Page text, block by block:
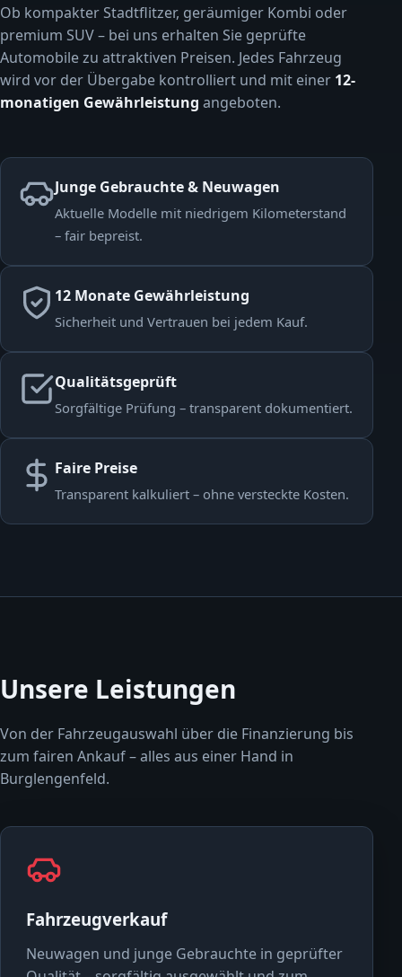
Ob kompakter Stadtflitzer, geräumiger Kombi oder
premium SUV – bei uns erhalten Sie geprüfte
Automobile zu attraktiven Preisen. Jedes Fahrzeug
wird vor der Übergabe kontrolliert und mit einer 12-
monatigen Gewährleistung angeboten.
Junge Gebrauchte & Neuwagen
Aktuelle Modelle mit niedrigem Kilometerstand
– fair bepreist.
12 Monate Gewährleistung
Sicherheit und Vertrauen bei jedem Kauf.
Qualitätsgeprüft
Sorgfältige Prüfung – transparent dokumentiert.
Faire Preise
Transparent kalkuliert – ohne versteckte Kosten.
Unsere Leistungen
Von der Fahrzeugauswahl über die Finanzierung bis
zum fairen Ankauf – alles aus einer Hand in
Burglengenfeld.
Fahrzeugverkauf
Neuwagen und junge Gebrauchte in geprüfter